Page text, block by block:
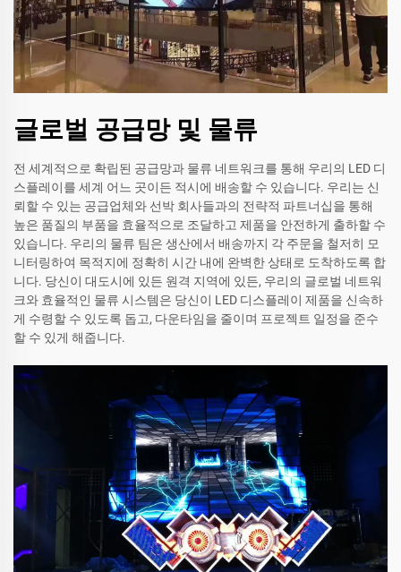
글로벌 공급망 및 물류
전 세계적으로 확립된 공급망과 물류 네트워크를 통해 우리의 LED 디
스플레이를 세계 어느 곳이든 적시에 배송할 수 있습니다. 우리는 신
뢰할 수 있는 공급업체와 선박 회사들과의 전략적 파트너십을 통해
높은 품질의 부품을 효율적으로 조달하고 제품을 안전하게 출하할 수
있습니다. 우리의 물류 팀은 생산에서 배송까지 각 주문을 철저히 모
니터링하여 목적지에 정확히 시간 내에 완벽한 상태로 도착하도록 합
니다. 당신이 대도시에 있든 원격 지역에 있든, 우리의 글로벌 네트워
크와 효율적인 물류 시스템은 당신이 LED 디스플레이 제품을 신속하
게 수령할 수 있도록 돕고, 다운타임을 줄이며 프로젝트 일정을 준수
할 수 있게 해줍니다.